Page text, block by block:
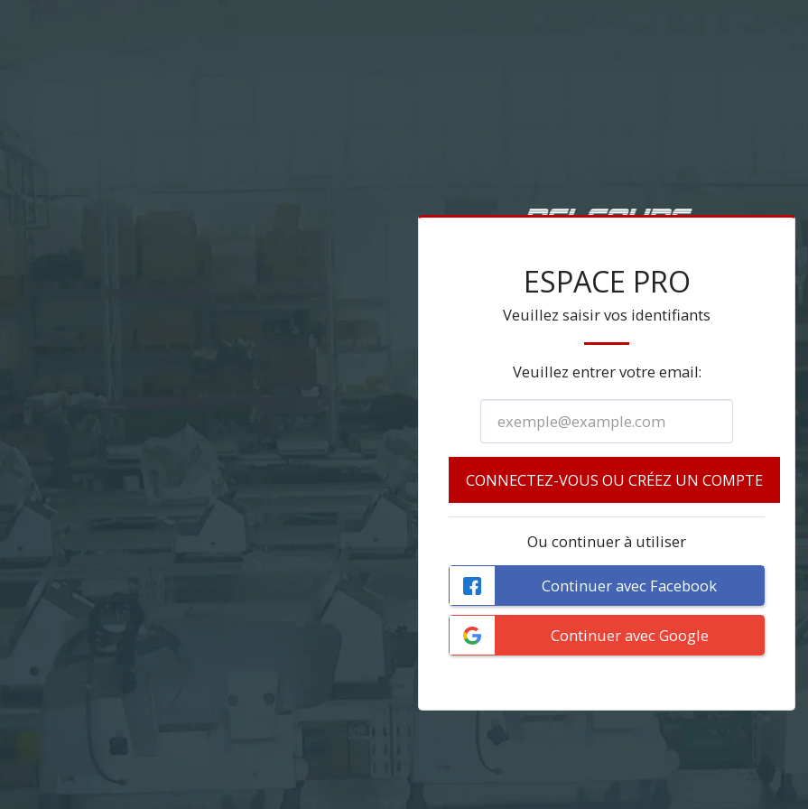
ESPACE PRO
Veuillez saisir vos identifiants
Veuillez entrer votre email:
CONNECTEZ-VOUS OU CRÉEZ UN COMPTE
Ou continuer à utiliser
Continuer avec Facebook
Continuer avec Google